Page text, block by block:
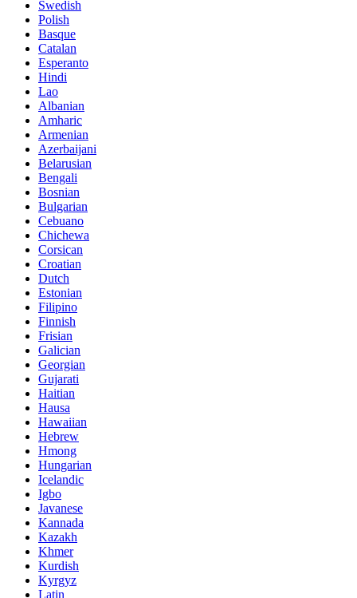
Swedish
Polish
Basque
Catalan
Esperanto
Hindi
Lao
Albanian
Amharic
Armenian
Azerbaijani
Belarusian
Bengali
Bosnian
Bulgarian
Cebuano
Chichewa
Corsican
Croatian
Dutch
Estonian
Filipino
Finnish
Frisian
Galician
Georgian
Gujarati
Haitian
Hausa
Hawaiian
Hebrew
Hmong
Hungarian
Icelandic
Igbo
Javanese
Kannada
Kazakh
Khmer
Kurdish
Kyrgyz
Latin